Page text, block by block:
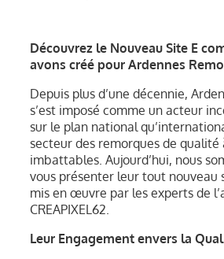
Découvrez le Nouveau Site E
avons créé pour Ardennes
Depuis plus d’une décennie,
s’est imposé comme un acteur
sur le plan national
secteur des remorques de qualité
imbattables. Aujourd’hui, nous
vous présenter leur tout nouveau
mis en œuvre par les experts de
CREAPIXEL62.
Leur Engagement envers la